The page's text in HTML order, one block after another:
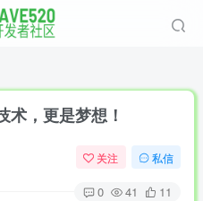
，更是梦想！
关注 私信
0 41 11